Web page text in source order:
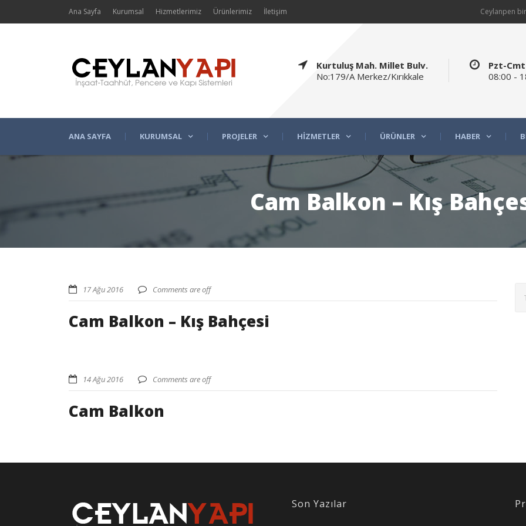
Ana Sayfa Kurumsal Hizmetlerimiz Ürünlerimiz İletişim Ceylanpen
Kurtuluş Mah. Millet Bulv.
No:179/A Merkez/Kırıkkale
Pzt-Cmt
08:00 -
ANA SAYFA KURUMSAL PROJELER HIZMETLER ÜRÜNLER HABER
Cam Balkon – Kış
17 Ağu 2016 Comments are off
Cam Balkon – Kış Bahçesi
14 Ağu 2016 Comments are off
Cam Balkon
Son Yazılar